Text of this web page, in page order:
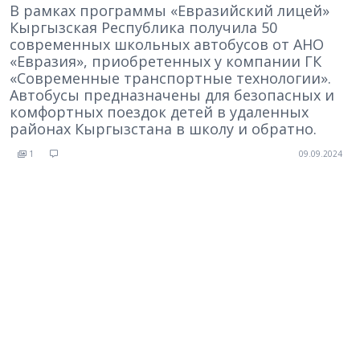
В рамках программы «Евразийский лицей»
Кыргызская Республика получила 50
современных школьных автобусов от АНО
«Евразия», приобретенных у компании ГК
«Современные транспортные технологии».
Автобусы предназначены для безопасных и
комфортных поездок детей в удаленных
районах Кыргызстана в школу и обратно.
1 09.09.2024